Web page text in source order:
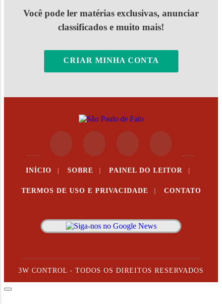
Você pode ler matérias exclusivas, anunciar
classificados e muito mais!
CRIAR MINHA CONTA
INÍCIO SOBRE PAINEL DO LEITOR
TERMOS DE USO E PRIVACIDADE CONTATO
3W CONTROL - TODOS OS DIREITOS RESERVADOS